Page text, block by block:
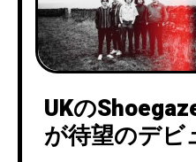
UKの
が待望のデビ